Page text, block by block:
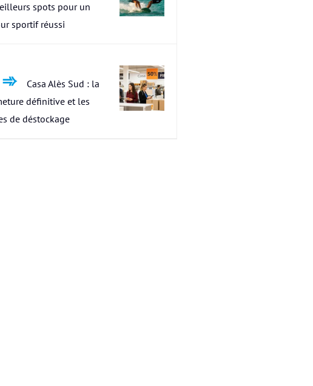
spots pour un
sportif réussi
Casa Alès Sud : la
définitive et les
de déstockage